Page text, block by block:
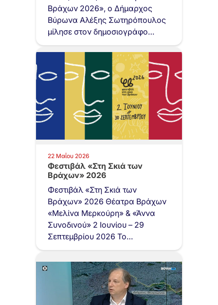
Βράχων 2026», ο Δήμαρχος
Βύρωνα Αλέξης Σωτηρόπουλος
μίλησε στον δημοσιογράφο
Νίκο…
22 Μαΐου 2026
Φεστιβάλ «Στη Σκιά των
Βράχων» 2026
Φεστιβάλ «Στη Σκιά των
Βράχων» 2026 Θέατρα Βράχων
«Μελίνα Μερκούρη» & «Άννα
Συνοδινού» 2 Ιουνίου – 29
Σεπτεμβρίου 2026 Το…